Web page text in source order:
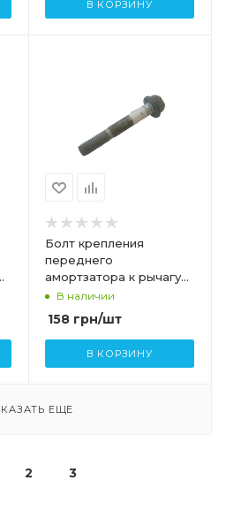
В КОРЗИНУ
Болт крепления
переднего
амортзатора к рычагу
M14X2.00X94 TESLA
MODEL S, SR 1008614-
00-C
В наличии
158грн/шт
В КОРЗИНУ
ЕЩЕ
2 3